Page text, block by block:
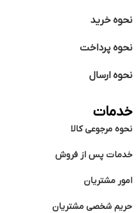
نحوه خرید
نحوه پرداخت
نحوه ارسال
خدمات
نحوه مرجوعی کالا
خدمات پس از فروش
امور مشتریان
حریم شخصی مشتریان